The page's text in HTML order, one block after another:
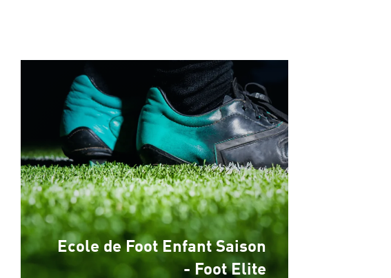
Ecole de Foot Enfant Saison
- Foot Elite